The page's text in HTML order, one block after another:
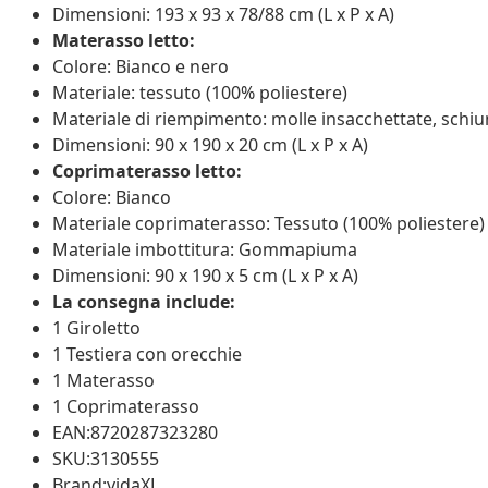
Dimensioni: 193 x 93 x 78/88 cm (L x P x A)
Materasso letto:
Colore: Bianco e nero
Materiale: tessuto (100% poliestere)
Materiale di riempimento: molle insacchettate,
Dimensioni: 90 x 190 x 20 cm (L x P x A)
Coprimaterasso letto:
Colore: Bianco
Materiale coprimaterasso: Tessuto (100% poliestere)
Materiale imbottitura: Gommapiuma
Dimensioni: 90 x 190 x 5 cm (L x P x A)
La consegna include:
1 Giroletto
1 Testiera con orecchie
1 Materasso
1 Coprimaterasso
EAN:8720287323280
SKU:3130555